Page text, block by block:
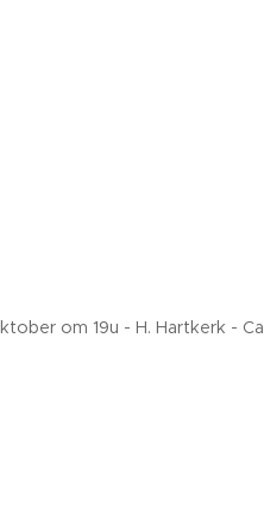
om 19u - H. Hartkerk -